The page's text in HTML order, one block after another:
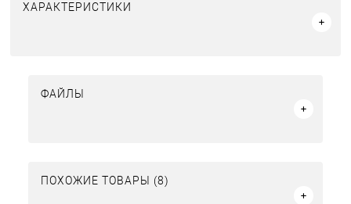
ХАРАКТЕРИСТИКИ
ФАЙЛЫ
ПОХОЖИЕ ТОВАРЫ (8)